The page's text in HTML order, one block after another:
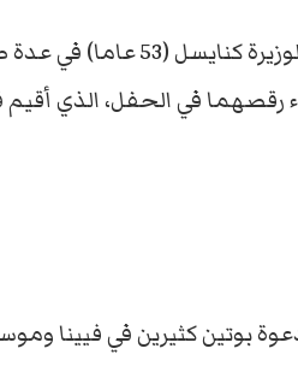
صور وهي تبتسم، مرتدية فستانا أبيض طويلا، وتتحدث مع
رقصهما في الحفل، الذي
بوتين كثيرين في فيينا